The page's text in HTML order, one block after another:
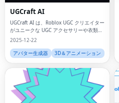
UGCraft AI
UGCraft AI は、Roblox UGC クリエイター
がユニークな UGC アクセサリーや衣類を
数分でデザインして公開するのに役立ち
2025-12-22
アバター生成器
3D＆アニメーション